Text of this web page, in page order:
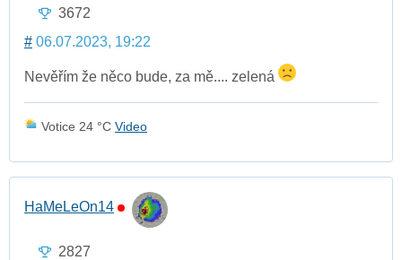
3672
# 06.07.2023, 19:22
Nevěřím že něco bude, za mě.... zelená
Votice 24 °C Video
HaMeLeOn14
2827